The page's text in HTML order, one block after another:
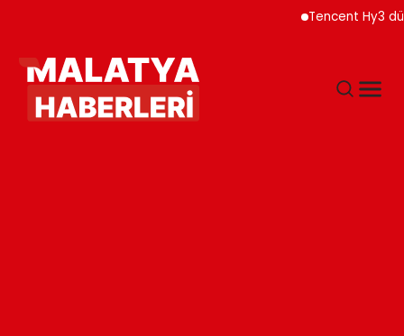
Tencent Hy3 dünya